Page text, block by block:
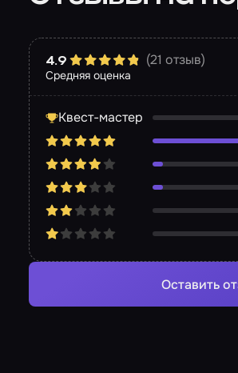
Средняя оценка
4.9 (21 отзыв)
Квест-мастер
Оставить